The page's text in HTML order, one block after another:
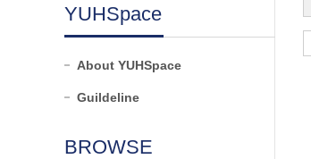
YUHSpace
About YUHSpace
Guildeline
BROWSE